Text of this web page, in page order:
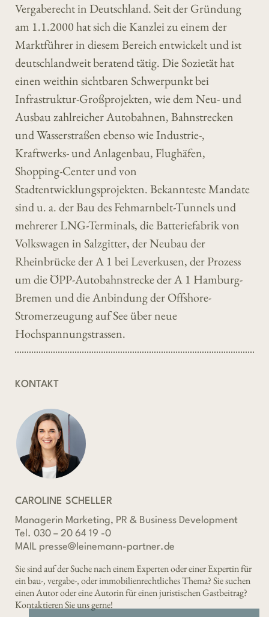
Vergaberecht in Deutschland. Seit der Gründung
am 1.1.2000 hat sich die Kanzlei zu einem der
Marktführer in diesem Bereich entwickelt und ist
deutschlandweit beratend tätig. Die Sozietät hat
einen weithin sichtbaren Schwerpunkt bei
Infrastruktur-Großprojekten, wie dem Neu- und
Ausbau zahlreicher Autobahnen, Bahnstrecken
und Wasserstraßen ebenso wie Industrie-,
Kraftwerks- und Anlagenbau, Flughäfen,
Shopping-Center und von
Stadtentwicklungsprojekten. Bekannteste Mandate
sind u. a. der Bau des Fehmarnbelt-Tunnels und
mehrerer LNG-Terminals, die Batteriefabrik von
Volkswagen in Salzgitter, der Neubau der
Rheinbrücke der A 1 bei Leverkusen, der Prozess
um die ÖPP-Autobahnstrecke der A 1 Hamburg-
Bremen und die Anbindung der Offshore-
Stromerzeugung auf See über neue
Hochspannungstrassen.
KONTAKT
CAROLINE SCHELLER
Managerin Marketing, PR & Business Development
Tel. 030 – 20 64 19 -0
MAIL presse@leinemann-partner.de
Sie sind auf der Suche nach einem Experten oder einer Expertin für
ein bau-, vergabe-, oder immobilienrechtliches Thema? Sie suchen
einen Autor oder eine Autorin für einen juristischen Gastbeitrag?
Kontaktieren Sie uns gerne!